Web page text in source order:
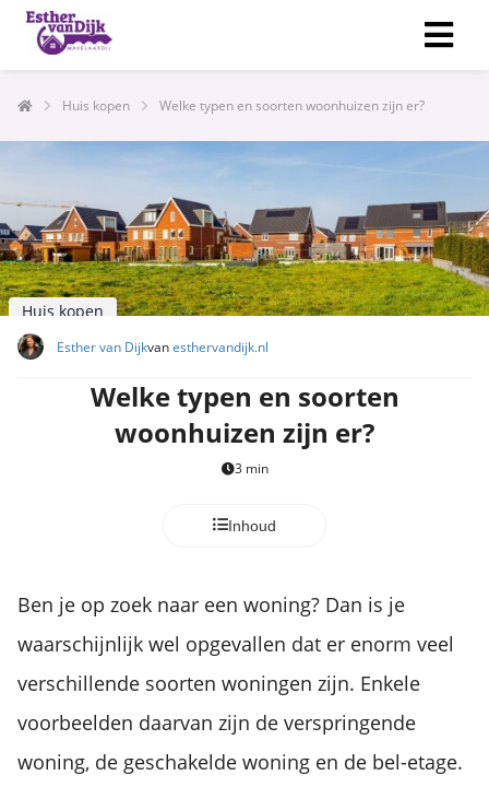
Huis kopen Welke typen en soorten woonhuizen zijn er?
Huis kopen
Esther van Dijkvanesthervandijk.nl
Welke typen en soorten
woonhuizen zijn er?
3 min
Inhoud
Ben je op zoek naar een woning? Dan is je
waarschijnlijk wel opgevallen dat er enorm veel
verschillende soorten woningen zijn. Enkele
voorbeelden daarvan zijn de verspringende
woning, de geschakelde woning en de bel-etage.